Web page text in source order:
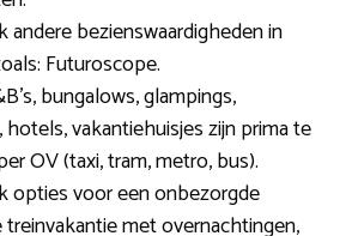
andere bezienswaardigheden in
Futuroscope.
bungalows, glampings,
hotels, vakantiehuisjes zijn prima te
OV (taxi, tram, metro, bus).
opties voor een onbezorgde
met overnachtingen,